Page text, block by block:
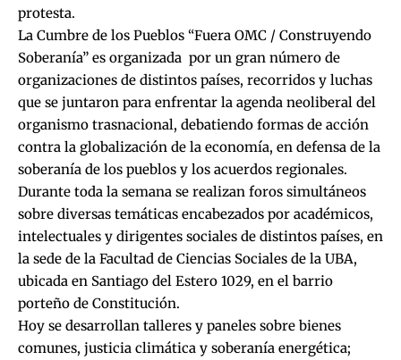
protesta.
La Cumbre de los Pueblos “Fuera OMC / Construyendo
Soberanía” es organizada por un gran número de
organizaciones de distintos países, recorridos y luchas
que se juntaron para enfrentar la agenda neoliberal del
organismo trasnacional, debatiendo formas de acción
contra la globalización de la economía, en defensa de la
soberanía de los pueblos y los acuerdos regionales.
Durante toda la semana se realizan foros simultáneos
sobre diversas temáticas encabezados por académicos,
intelectuales y dirigentes sociales de distintos países, en
la sede de la Facultad de Ciencias Sociales de la UBA,
ubicada en Santiago del Estero 1029, en el barrio
porteño de Constitución.
Hoy se desarrollan talleres y paneles sobre bienes
comunes, justicia climática y soberanía energética;